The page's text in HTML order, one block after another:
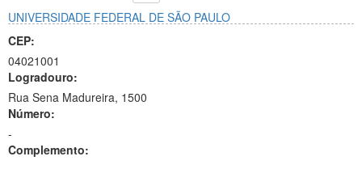
UNIVERSIDADE FEDERAL DE SÃO PAULO
CEP:
04021001
Logradouro:
Rua Sena Madureira, 1500
Número:
-
Complemento: